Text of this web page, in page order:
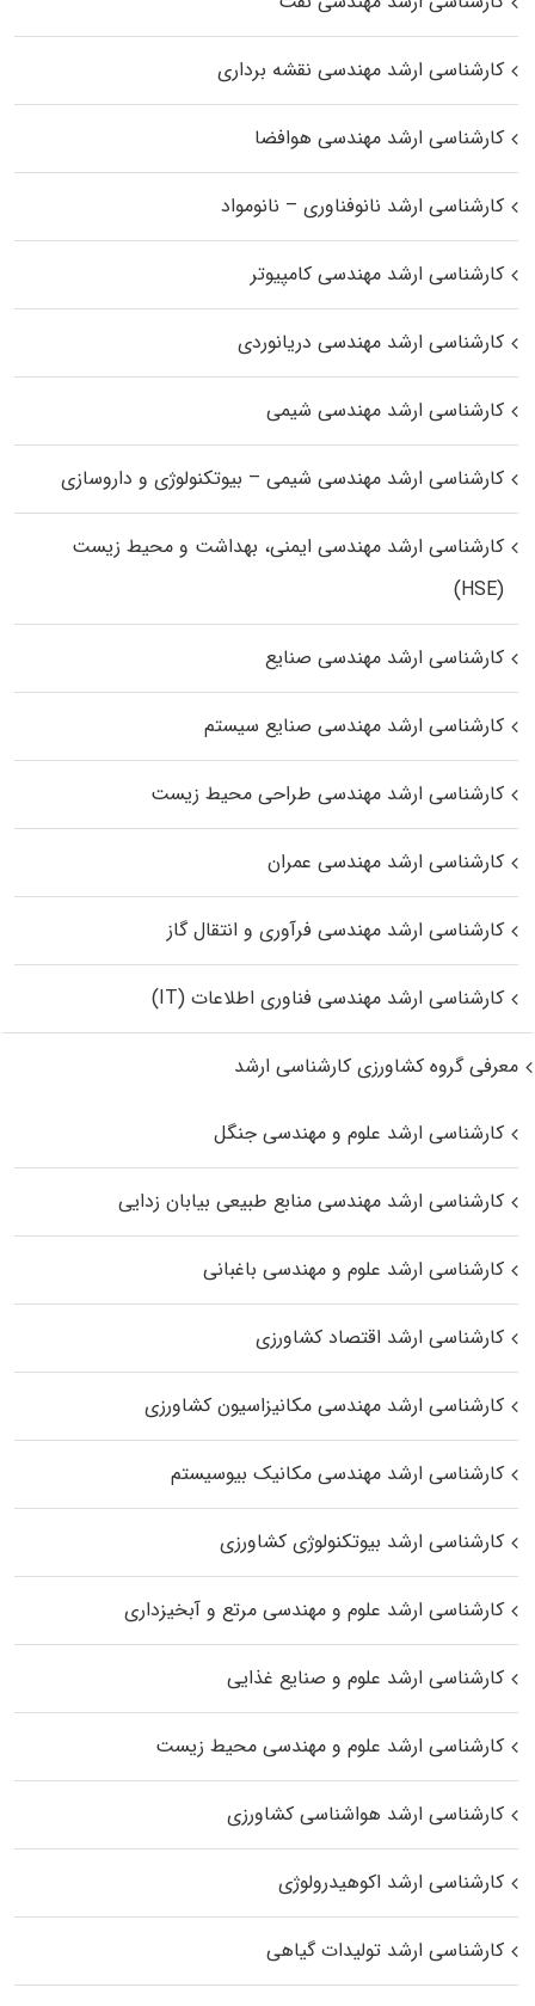
کارشناسی ارشد مهندسی نقشه برداری
کارشناسی ارشد مهندسی هوافضا
کارشناسی ارشد نانوفناوری – نانومواد
کارشناسی ارشد مهندسی کامپیوتر
کارشناسی ارشد مهندسی دریانوردی
کارشناسی ارشد مهندسی شیمی
کارشناسی ارشد مهندسی شیمی – بیوتکنولوژی و داروسازی
کارشناسی ارشد مهندسی ایمنی، بهداشت و محیط زیست
(HSE)
کارشناسی ارشد مهندسی صنایع
کارشناسی ارشد مهندسی صنایع سیستم
کارشناسی ارشد مهندسی طراحی محیط زیست
کارشناسی ارشد مهندسی عمران
کارشناسی ارشد مهندسی فرآوری و انتقال گاز
کارشناسی ارشد مهندسی فناوری اطلاعات (IT)
معرفی گروه کشاورزی کارشناسی ارشد
کارشناسی ارشد علوم و مهندسی جنگل
کارشناسی ارشد مهندسی منابع طبیعی بیابان زدایی
کارشناسی ارشد علوم و مهندسی باغبانی
کارشناسی ارشد اقتصاد کشاورزی
کارشناسی ارشد مهندسی مکانیزاسیون کشاورزی
کارشناسی ارشد مهندسی مکانیک بیوسیستم
کارشناسی ارشد بیوتکنولوژی کشاورزی
کارشناسی ارشد علوم و مهندسی مرتع و آبخیزداری
کارشناسی ارشد علوم و صنایع غذایی
کارشناسی ارشد علوم و مهندسی محیط زیست
کارشناسی ارشد هواشناسی کشاورزی
کارشناسی ارشد اکوهیدرولوژی
کارشناسی ارشد تولیدات گیاهی